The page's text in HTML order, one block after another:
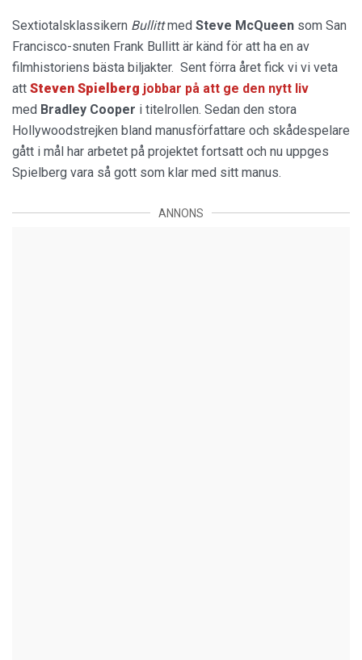
Sextiotalsklassikern Bullittmed Steve McQueen som San
Francisco-snuten Frank Bullitt är känd för att ha en av
filmhistoriens bästa biljakter. Sent förra året fick vi vi veta
att Steven Spielberg jobbar på att ge den nytt liv
med Bradley Cooper i titelrollen. Sedan den stora
Hollywoodstrejken bland manusförfattare och skådespelare
gått i mål har arbetet på projektet fortsatt och nu uppges
Spielberg vara så gott som klar med sitt manus.
ANNONS